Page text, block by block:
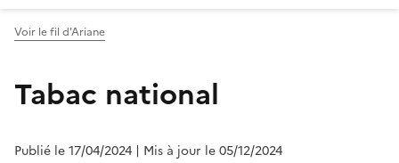
Voir le fil d'Ariane
Tabac national
Publié le 17/04/2024 | Mis à jour le 05/12/2024